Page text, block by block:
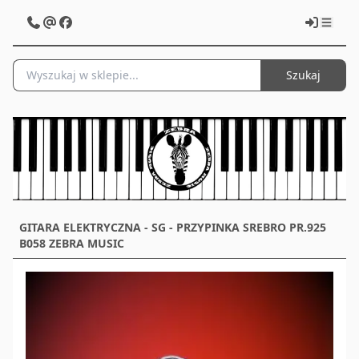
Szukaj
GITARA ELEKTRYCZNA - SG - PRZYPINKA SREBRO PR.925
B058 ZEBRA MUSIC